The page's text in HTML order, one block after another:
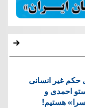
حکم غیر انسانی
احمدی و
هستیم!